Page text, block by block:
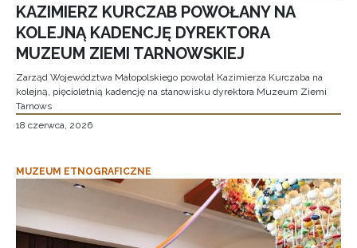
KAZIMIERZ KURCZAB POWOŁANY NA
KOLEJNĄ KADENCJĘ DYREKTORA
MUZEUM ZIEMI TARNOWSKIEJ
Zarząd Województwa Małopolskiego powołał Kazimierza Kurczaba na
kolejną, pięcioletnią kadencję na stanowisku dyrektora Muzeum Ziemi
Tarnows
18 czerwca, 2026
MUZEUM ETNOGRAFICZNE